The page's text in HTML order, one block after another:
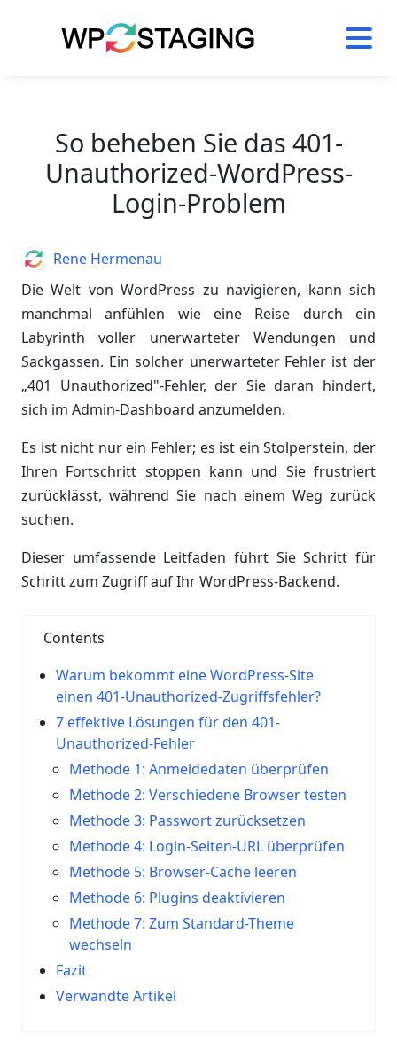
So beheben Sie das 401-
Unauthorized-WordPress-
Login-Problem
Die Welt von WordPress zu navigieren, kann sich
manchmal anfühlen wie eine Reise durch ein
Labyrinth voller unerwarteter Wendungen und
Sackgassen. Ein solcher unerwarteter Fehler ist der
„401 Unauthorized"-Fehler, der Sie daran hindert,
sich im Admin-Dashboard anzumelden.
Es ist nicht nur ein Fehler; es ist ein Stolperstein, der
Ihren Fortschritt stoppen kann und Sie frustriert
zurücklässt, während Sie nach einem Weg zurück
suchen.
Dieser umfassende Leitfaden führt Sie Schritt für
Schritt zum Zugriff auf Ihr WordPress-Backend.
Contents
Warum bekommt eine WordPress-Site
einen 401-Unauthorized-Zugriffsfehler?
7 effektive Lösungen für den 401-
Unauthorized-Fehler
Methode 1: Anmeldedaten überprüfen
Methode 2: Verschiedene Browser testen
Methode 3: Passwort zurücksetzen
Methode 4: Login-Seiten-URL überprüfen
Methode 5: Browser-Cache leeren
Methode 6: Plugins deaktivieren
Methode 7: Zum Standard-Theme
wechseln
Fazit
Verwandte Artikel
AuthorRene Hermenau